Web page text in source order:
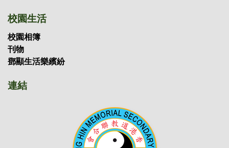
校園生活
校園相簿
刊物
鄧顯生活樂繽紛
連結